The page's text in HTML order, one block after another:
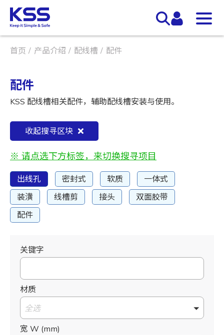
首页 产品介绍 配线槽 配件
配件
KSS 配线槽相关配件，辅助配线槽安装与使用。
收起搜寻区块
※ 请点选下方标签，来切换搜寻项目
出线孔 密封式 软质
一体式
装潢
线槽剪 接头
双面胶带
配件
关键字
材质
全选
宽 W (mm)